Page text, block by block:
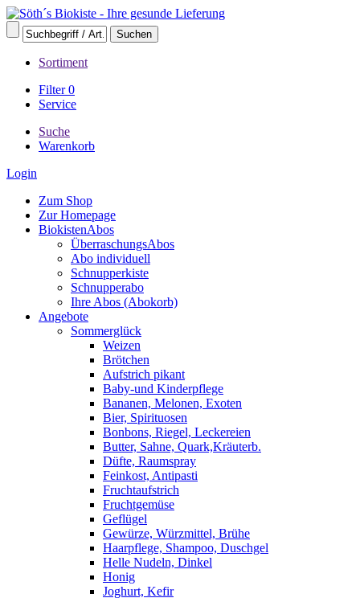
Sortiment
Filter0
Service
Suche
Warenkorb
Login
Zum Shop
Zur Homepage
BiokistenAbos
ÜberraschungsAbos
Abo individuell
Schnupperkiste
Schnupperabo
Ihre Abos (Abokorb)
Angebote
Sommerglück
Weizen
Brötchen
Aufstrich pikant
Baby-und Kinderpflege
Bananen, Melonen, Exoten
Bier, Spirituosen
Bonbons, Riegel, Leckereien
Butter, Sahne, Quark,Kräuterb.
Düfte, Raumspray
Feinkost, Antipasti
Fruchtaufstrich
Fruchtgemüse
Geflügel
Gewürze, Würzmittel, Brühe
Haarpflege, Shampoo, Duschgel
Helle Nudeln, Dinkel
Honig
Joghurt, Kefir